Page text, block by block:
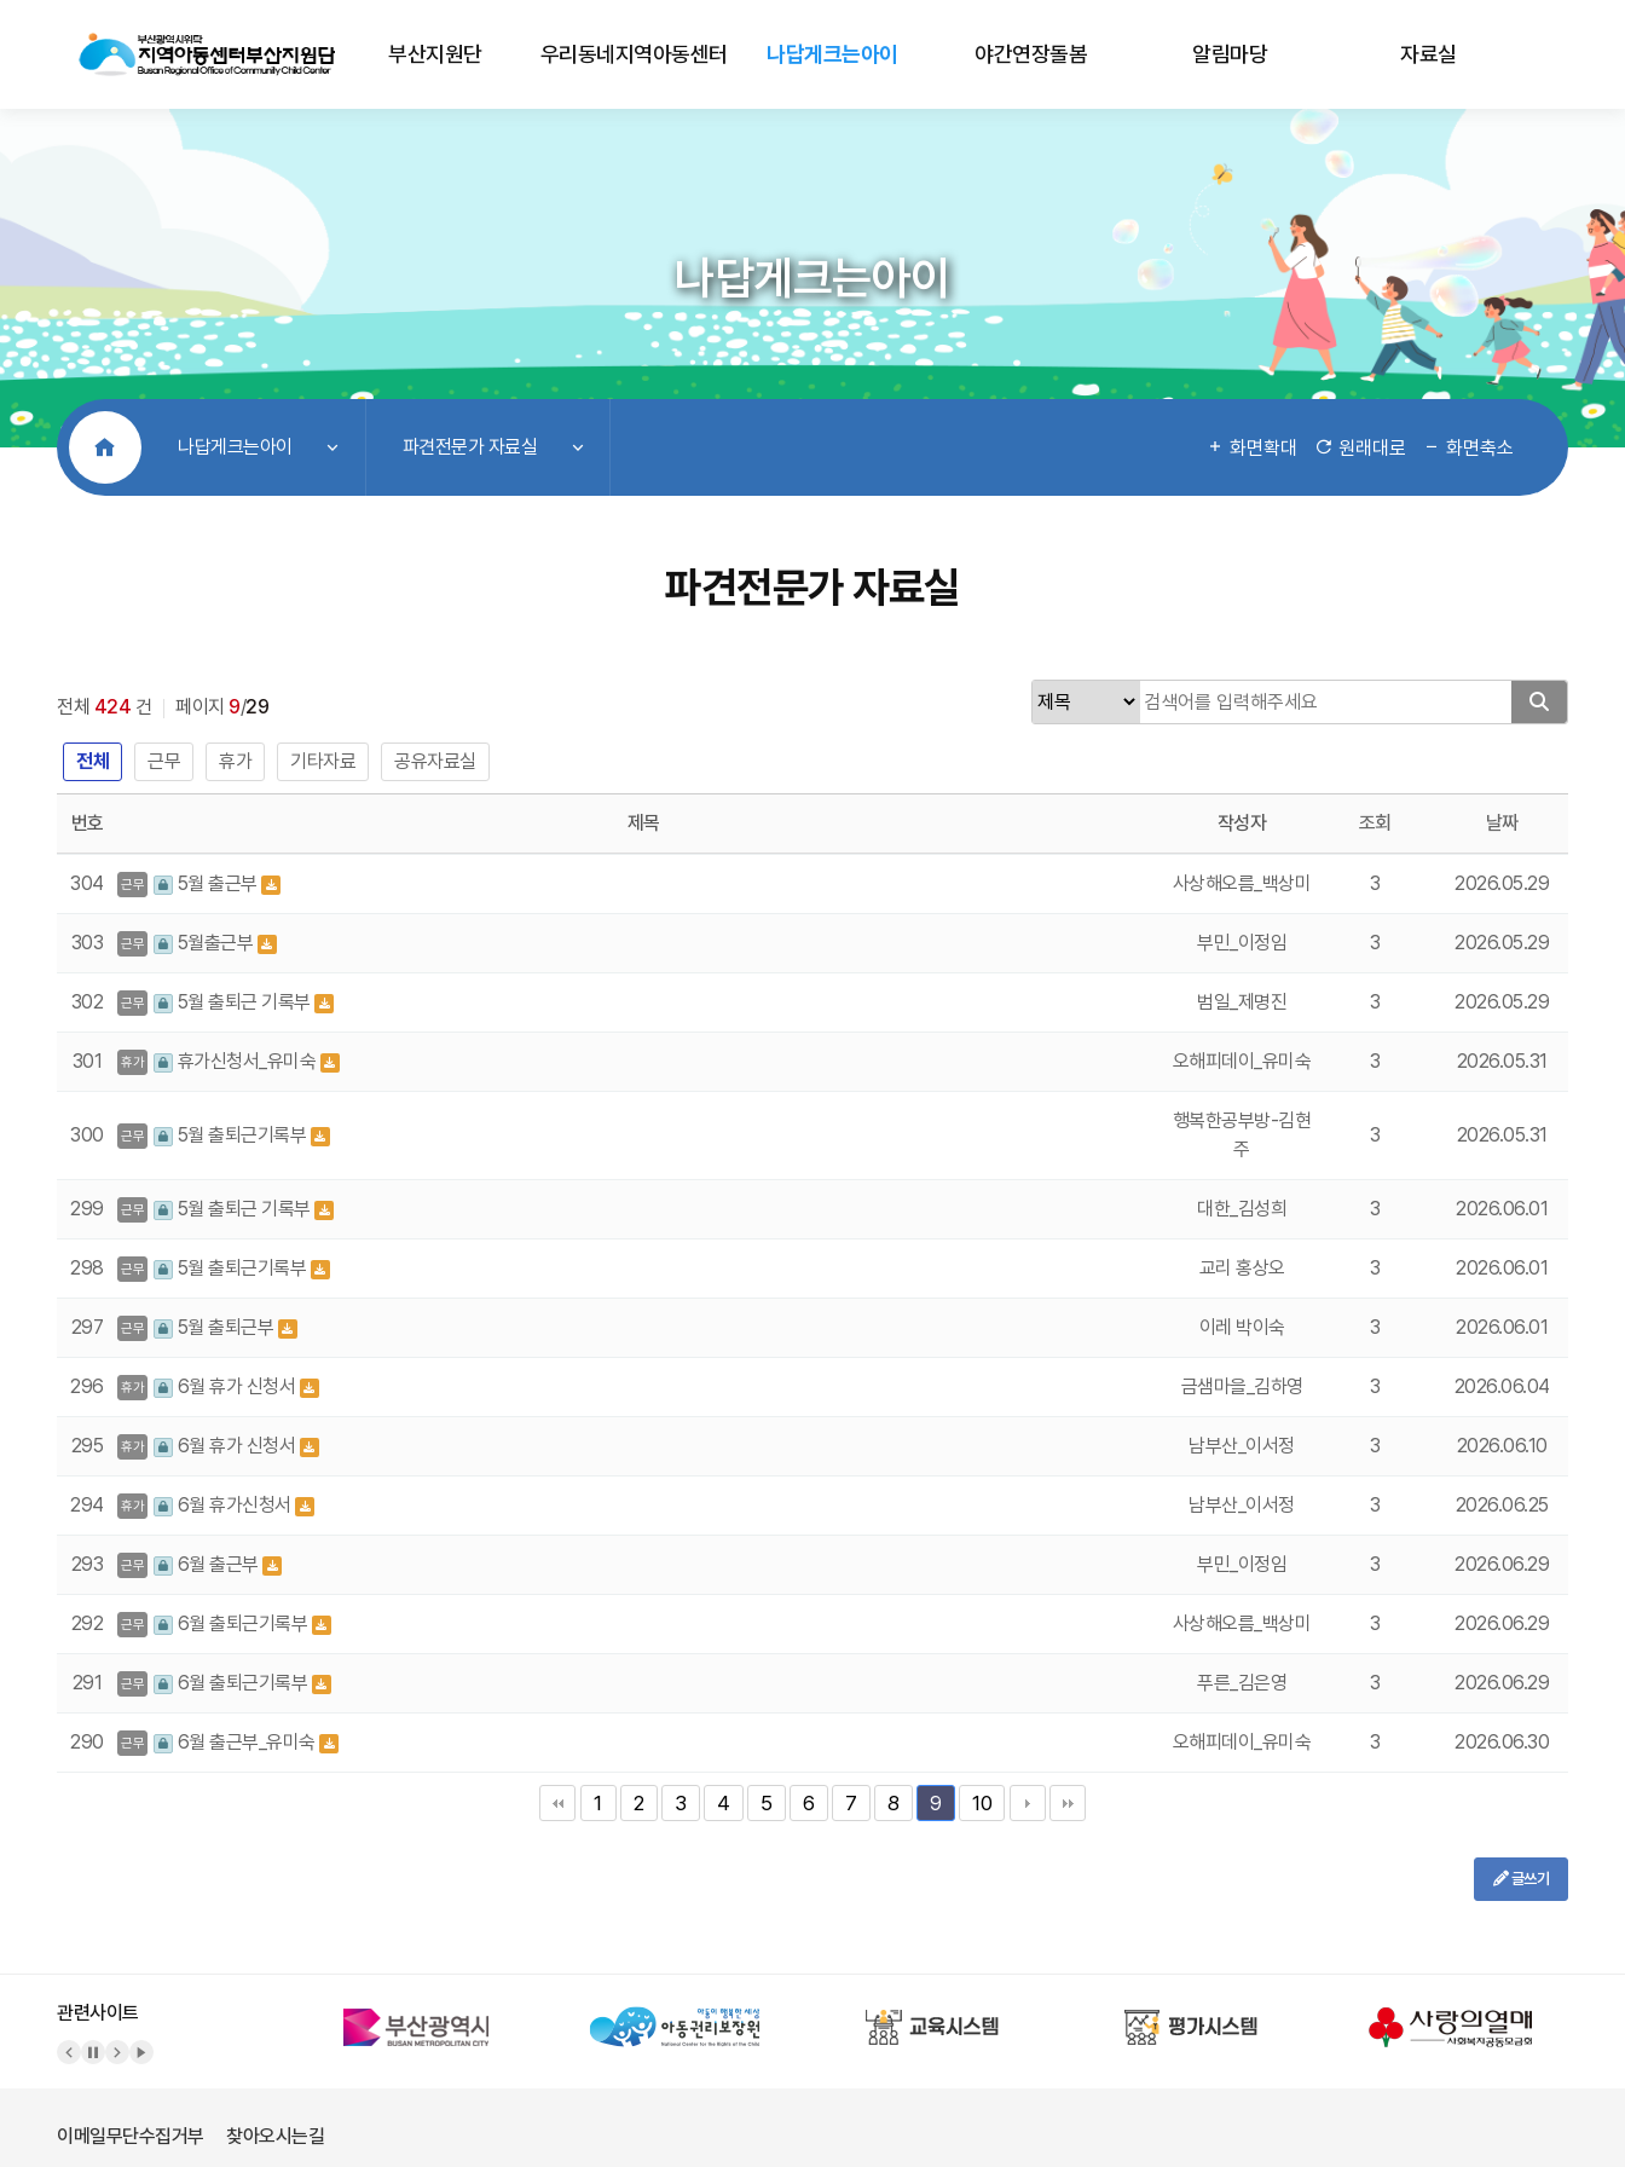
부산지원단 우리동네지역아동센터 나답게크는아이 야간연장돌봄 알림마당 자료실
나답게크는아이
처음으로나답게크는아이 파견전문가 자료실 화면확대 원래대로 화면축소
파견전문가 자료실
전체 424 건 페이지 9/29
전체 근무 휴가 기타자료 공유자료실
번호 제목 작성자 조회 날짜
304 근무 5월 출근부 사상해오름_백상미 3 2026.05.29
303 근무 5월출근부 부민_이정임 3 2026.05.29
302 근무 5월 출퇴근 기록부 범일_제명진 3 2026.05.29
301 휴가 휴가신청서_유미숙 오해피데이_유미숙 3 2026.05.31
300 근무 5월 출퇴근기록부
행복한공부방-김현
주
3 2026.05.31
299 근무 5월 출퇴근 기록부 대한_김성희 3 2026.06.01
298 근무 5월 출퇴근기록부 교리 홍상오 3 2026.06.01
297 근무 5월 출퇴근부 이레 박이숙 3 2026.06.01
296 휴가 6월 휴가 신청서 금샘마을_김하영 3 2026.06.04
295 휴가 6월 휴가 신청서 남부산_이서정 3 2026.06.10
294 휴가 6월 휴가신청서 남부산_이서정 3 2026.06.25
293 근무 6월 출근부 부민_이정임 3 2026.06.29
292 근무 6월 출퇴근기록부 사상해오름_백상미 3 2026.06.29
291 근무 6월 출퇴근기록부 푸른_김은영 3 2026.06.29
290 근무 6월 출근부_유미숙 오해피데이_유미숙 3 2026.06.30
1 2 3 4 5 6 7 8 9 10
글쓰기
관련사이트
이메일무단수집거부 찾아오시는길